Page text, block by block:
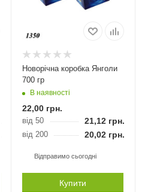
Новорічна коробка Янголи
700 гр
В наявності
22,00грн.
від 50 21,12грн.
від 200 20,02грн.
Відправимо сьогодні
Купити